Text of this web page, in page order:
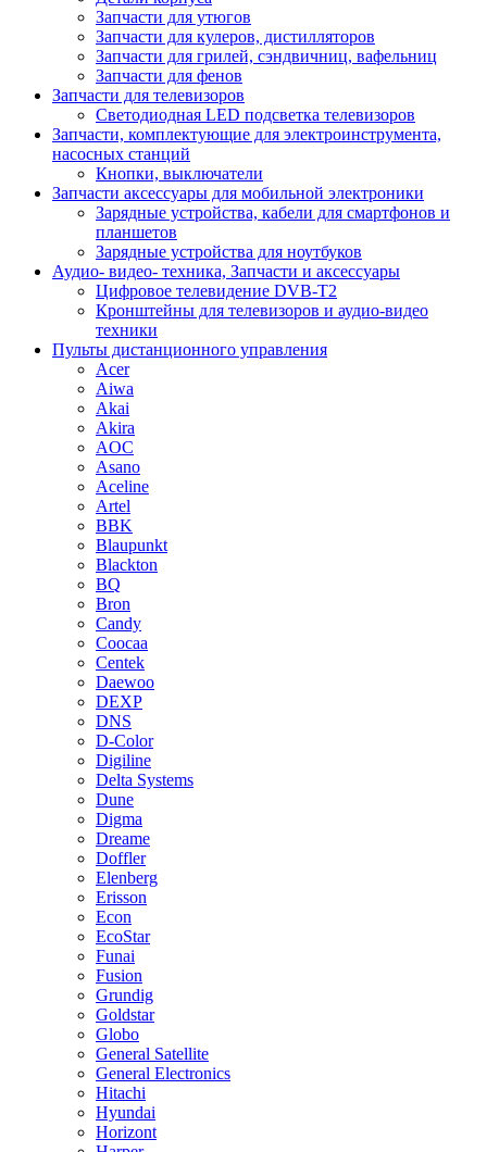
Запчасти для утюгов
Запчасти для кулеров, дистилляторов
Запчасти для грилей, сэндвичниц, вафельниц
Запчасти для фенов
Запчасти для телевизоров
Светодиодная LED подсветка телевизоров
Запчасти, комплектующие для электроинструмента,
насосных станций
Кнопки, выключатели
Запчасти аксессуары для мобильной электроники
Зарядные устройства, кабели для смартфонов и
планшетов
Зарядные устройства для ноутбуков
Аудио- видео- техника, Запчасти и аксессуары
Цифровое телевидение DVB-T2
Кронштейны для телевизоров и аудио-видео
техники
Пульты дистанционного управления
Acer
Aiwa
Akai
Akira
AOC
Asano
Aceline
Artel
BBK
Blaupunkt
Blackton
BQ
Bron
Candy
Coocaa
Centek
Daewoo
DEXP
DNS
D-Color
Digiline
Delta Systems
Dune
Digma
Dreame
Doffler
Elenberg
Erisson
Econ
EcoStar
Funai
Fusion
Grundig
Goldstar
Globo
General Satellite
General Electronics
Hitachi
Hyundai
Horizont